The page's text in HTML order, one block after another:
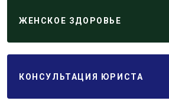
ЖЕНСКОЕ ЗДОРОВЬЕ
КОНСУЛЬТАЦИЯ ЮРИСТА